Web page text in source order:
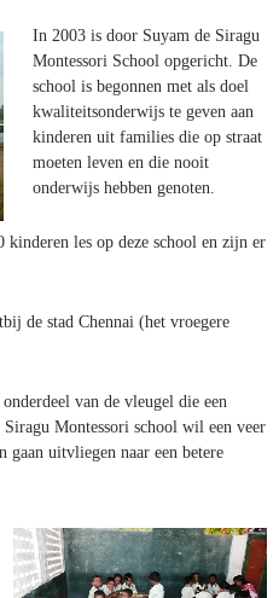
In 2003 is door Suyam de Siragu
Montessori School opgericht. De
school is begonnen met als doel
kwaliteitsonderwijs te geven aan
kinderen uit families die op straat
moeten leven en die nooit
onderwijs hebben genoten.
les op deze school en zijn er
de stad Chennai (het vroegere
van de vleugel die een
Montessori school wil een veer
uitvliegen naar een betere